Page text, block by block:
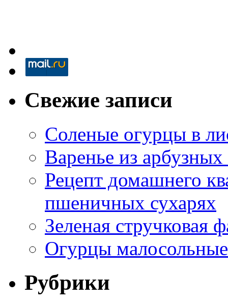
Свежие записи
Соленые огурцы в
Варенье из
Рецепт домашнего
пшеничных сухарях
Зеленая стручковая
Огурцы
Рубрики